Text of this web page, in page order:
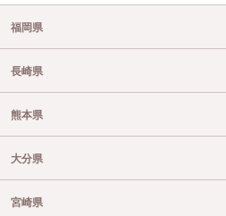
福岡県
長崎県
熊本県
大分県
宮崎県